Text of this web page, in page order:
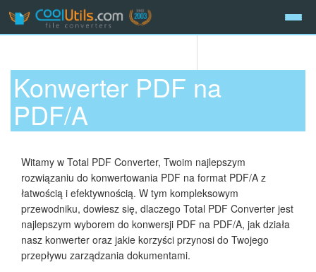
Konwerter PDF na
PDF/A
Witamy w Total PDF Converter, Twoim najlepszym
rozwiązaniu do konwertowania PDF na format PDF/A z
łatwością i efektywnością. W tym kompleksowym
przewodniku, dowiesz się, dlaczego Total PDF Converter jest
najlepszym wyborem do konwersji PDF na PDF/A, jak działa
nasz konwerter oraz jakie korzyści przynosi do Twojego
przepływu zarządzania dokumentami.